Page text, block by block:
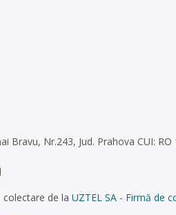
Bravu, Nr.243, Jud. Prahova CUI:
de la UZTEL SA - Firmă de